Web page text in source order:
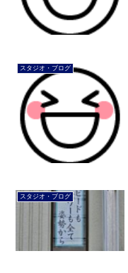
スタジオ・ブログ
スタジオ・ブログ